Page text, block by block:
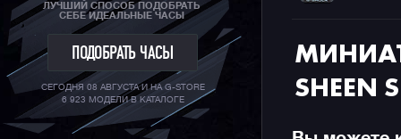
ЛУЧШИЙ СПОСОБ ПОДОБРАТЬ
СЕБЕ ИДЕАЛЬНЫЕ ЧАСЫ
ПОДОБРАТЬ ЧАСЫ
СЕГОДНЯ 08 АВГУСТА И НА G-STORE
6 923 МОДЕЛИ В КАТАЛОГЕ
SHEEN